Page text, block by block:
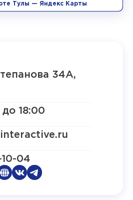
Тулы — Яндекс Карты
34А,
18:00
04